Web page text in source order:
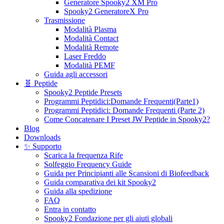
Generatore Spooky2 XM Pro
Spooky2 GeneratoreX Pro
Trasmissione
Modalità Plasma
Modalità Contact
Modalità Remote
Laser Freddo
Modalità PEMF
Guida agli accessori
🧬 Peptide
Spooky2 Peptide Presets
Programmi Peptidici:Domande Frequenti(Parte1)
Programmi Peptidici: Domande Frequenti (Parte 2)
Come Concatenare I Preset JW Peptide in Spooky2?
Blog
Downloads
✨ Supporto
Scarica la frequenza Rife
Solfeggio Frequency Guide
Guida per Principianti alle Scansioni di Biofeedback
Guida comparativa dei kit Spooky2
Guida alla spedizione
FAQ
Entra in contatto
Spooky2 Fondazione per gli aiuti globali